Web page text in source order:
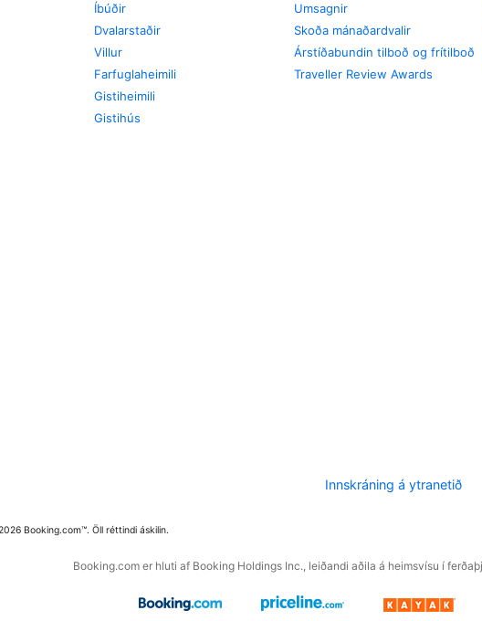
Íbúðir
Dvalarstaðir
Villur
Farfuglaheimili
Gistiheimili
Gistihús
Umsagnir
Skoða mánaðardvalir
Árstíðabundin tilboð og frítilboð
Traveller Review Awards
Innskráning á ytranetið
Booking.com™. Öll réttindi áskilin.
Booking.com er hluti af Booking Holdings Inc., leiðandi aðila á heimsvísu í